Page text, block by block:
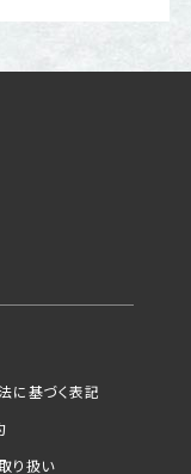
に基づく表記
り扱い